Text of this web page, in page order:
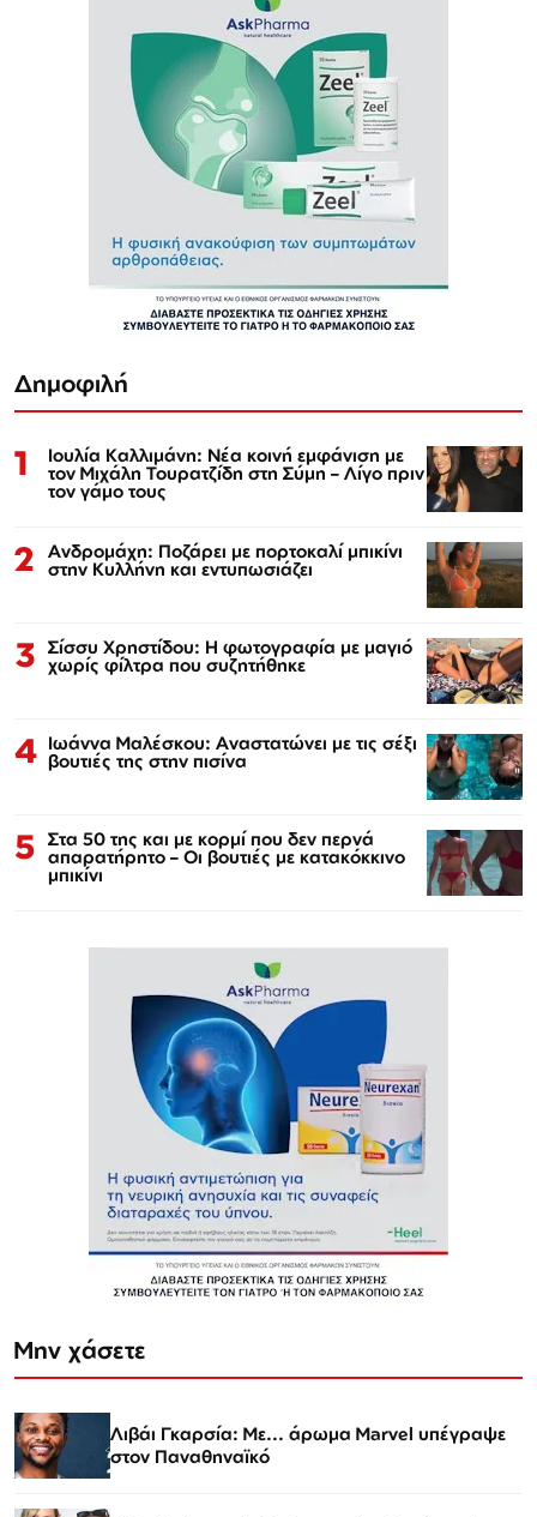
Δημοφιλή
1 Ιουλία Καλλιμάνη: Νέα κοινή εμφάνιση με
τον Μιχάλη Τουρατζίδη στη Σύμη – Λίγο πριν
τον γάμο τους
2 Ανδρομάχη: Ποζάρει με πορτοκαλί μπικίνι
στην Κυλλήνη και εντυπωσιάζει
3 Σίσσυ Χρηστίδου: Η φωτογραφία με μαγιό
χωρίς φίλτρα που συζητήθηκε
4 Ιωάννα Μαλέσκου: Αναστατώνει με τις σέξι
βουτιές της στην πισίνα
5 Στα 50 της και με κορμί που δεν περνά
απαρατήρητο – Οι βουτιές με κατακόκκινο
μπικίνι
Μην χάσετε
Λιβάι Γκαρσία: Με... άρωμα Marvel υπέγραψε
στον Παναθηναϊκό